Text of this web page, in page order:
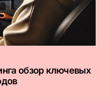
обзор ключевых